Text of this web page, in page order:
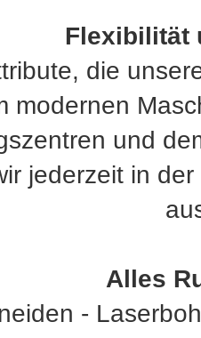
Flexibilität
die
modernen
und
jederzeit in
Alles
-